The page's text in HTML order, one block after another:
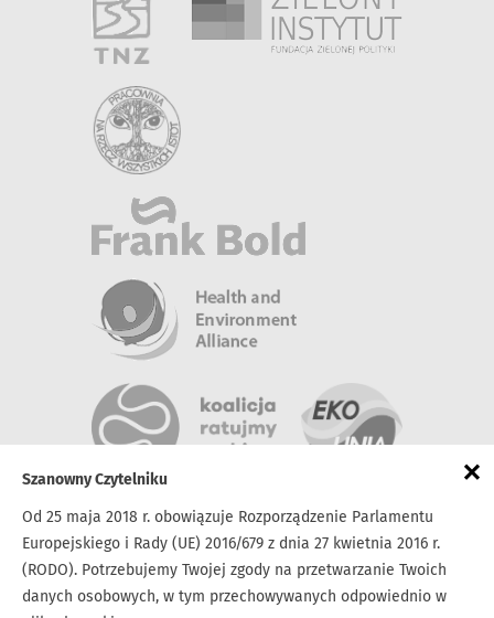
×
Szanowny Czytelniku
Od 25 maja 2018 r. obowiązuje Rozporządzenie Parlamentu
Europejskiego i Rady (UE) 2016/679 z dnia 27 kwietnia 2016 r.
(RODO). Potrzebujemy Twojej zgody na przetwarzanie Twoich
danych osobowych, w tym przechowywanych odpowiednio w